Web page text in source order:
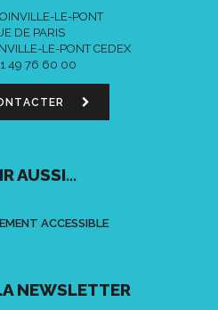
LE-PONT
DE PARIS
LE-PONT CEDEX
49 76 60 00
AUSSI...
ACCESSIBLE
NEWSLETTER